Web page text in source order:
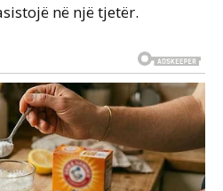
në një tjetër.